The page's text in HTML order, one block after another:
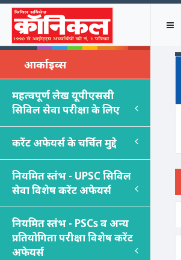
आर्काइव्स
महत्वपूर्ण लेख यूपीएससी
सिविल सेवा परीक्षा के लिए
करेंट अफेयर्स के चर्चित मुद्दे
नियमित स्तंभ - UPSC सिविल
सेवा विशेष करेंट अफेयर्स
नियमित स्तंभ - PSCsव अन्य
प्रतियोगिता परीक्षा विशेष करेंट
अफेयर्स